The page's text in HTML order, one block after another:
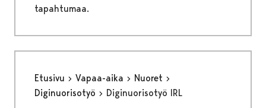
tapahtumaa.
Etusivu Vapaa-aika
Nuoret
Diginuorisotyö
Diginuorisotyö IRL